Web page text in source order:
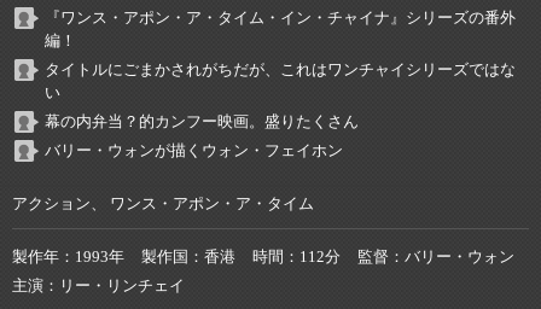
『ワンス・アポン・ア・タイム・イン・チャイナ』シリーズの番外
編！
タイトルにごまかされがちだが、これはワンチャイシリーズではな
い
幕の内弁当？的カンフー映画。盛りたくさん
バリー・ウォンが描くウォン・フェイホン
アクション、 ワンス・アポン・ア・タイム
製作年 1993年 製作国 香港 時間 112分 監督
バリー・ウォン
主演
リー・リンチェイ